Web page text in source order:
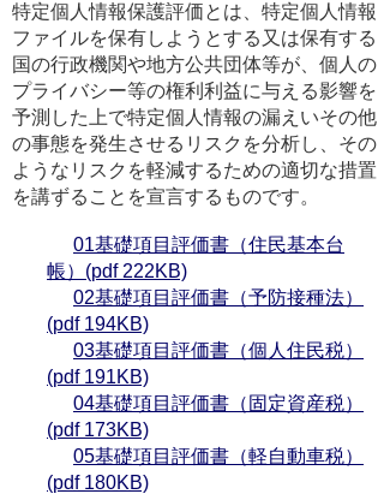
特定個人情報保護評価とは、特定個人情報
ファイルを保有しようとする又は保有する
国の行政機関や地方公共団体等が、個人の
プライバシー等の権利利益に与える影響を
予測した上で特定個人情報の漏えいその他
の事態を発生させるリスクを分析し、その
ようなリスクを軽減するための適切な措置
を講ずることを宣言するものです。
01基礎項目評価書（住民基本台
帳）(pdf 222KB)
02基礎項目評価書（予防接種法）
(pdf 194KB)
03基礎項目評価書（個人住民税）
(pdf 191KB)
04基礎項目評価書（固定資産税）
(pdf 173KB)
05基礎項目評価書（軽自動車税）
(pdf 180KB)